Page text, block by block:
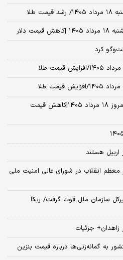
طلا
دلار
کرد
قیمت سکه، نیم سکه و ربع سکه امروز ۱۸ مرداد ۱۴۰۵|کاهش قیمت
هستند
انقلاب در شورای عالی امنیت ملی
سازمان ملل قوت گرفت/ ربکا
جزئیات
به گمانه‌زنی‌ها درباره قیمت بنزین